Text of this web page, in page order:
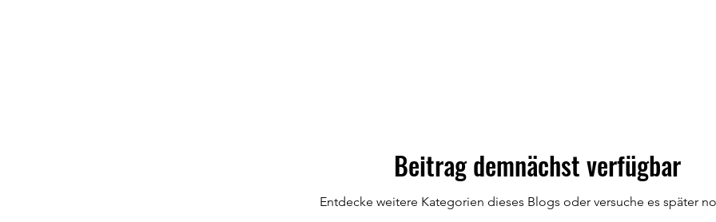
Beitrag demnächst verfügbar
Entdecke weitere Kategorien dieses Blogs oder versuche es später